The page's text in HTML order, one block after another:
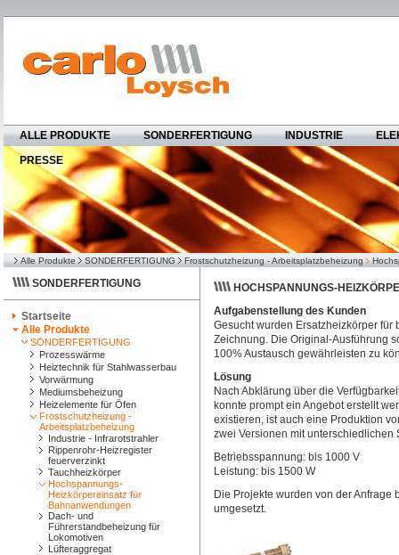
ALLE PRODUKTE SONDERFERTIGUNG INDUSTRIE
PRESSE
Alle Produkte SONDERFERTIGUNG Frostschutzheizung - Arbeitsplatzbeheizung
SONDERFERTIGUNG
Startseite
Alle Produkte
SONDERFERTIGUNG
Prozesswärme
Heiztechnik für Stahlwasserbau
Vorwärmung
Mediumsbeheizung
Heizelemente für Öfen
Frostschutzheizung -
Arbeitsplatzbeheizung
Industrie - Infrarotstrahler
Rippenrohr-Heizregister
feuerverzinkt
Tauchheizkörper
Hochspannungs-
Heizkörpereinsatz für
Bahnanwendungen
Dach- und
Führerstandbeheizung für
Lokomotiven
Lüfteraggregat
HOCHSPANNUNGS-
Aufgabenstellung des Kunden
Gesucht wurden Ersatzheizkörper für
Zeichnung. Die Original-Ausführung
100% Austausch gewährleisten zu
Lösung
Nach Abklärung über die
konnte prompt ein Angebot erstellt
existieren, ist auch eine Produktion
zwei Versionen mit
Betriebsspannung: bis 1000 V
Leistung: bis 1500 W
Die Projekte wurden von der Anfrage
umgesetzt.